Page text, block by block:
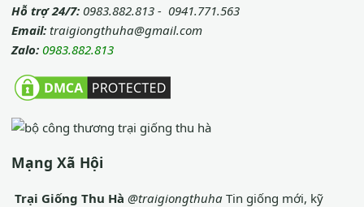
Hỗ trợ 24/7:0983.882.813 - 0941.771.563
Email: traigiongthuha@gmail.com
Zalo: 0983.882.813
Mạng Xã Hội
Trại Giống Thu Hà @traigiongthuha Tin giống mới, kỹ